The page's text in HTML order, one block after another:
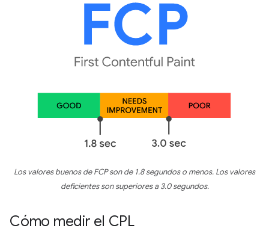
Los valores buenos de FCP son de 1.8 segundos o menos. Los valores
deficientes son superiores a 3.0 segundos.
Cómo medir el CPL